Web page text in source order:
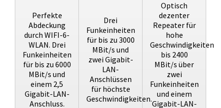
Perfekte
Abdeckung
durch WIFI-6-
WLAN. Drei
Funkeinheiten
für bis zu 6000
MBit/s und
einem 2,5
Gigabit-LAN-
Anschluss.
Drei
Funkeinheiten
für bis zu 3000
MBit/s und
zwei Gigabit-
LAN-
Anschlüssen
für höchste
Geschwindigkeiten.
Optisch
dezenter
Repeater für
hohe
Geschwindigkeiten
bis 2400
MBit/s über
zwei
Funkeinheiten
und einem
Gigabit-LAN-